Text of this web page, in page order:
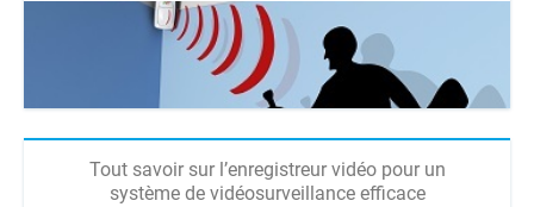
Tout savoir sur l’enregistreur vidéo pour un
système de vidéosurveillance efficace